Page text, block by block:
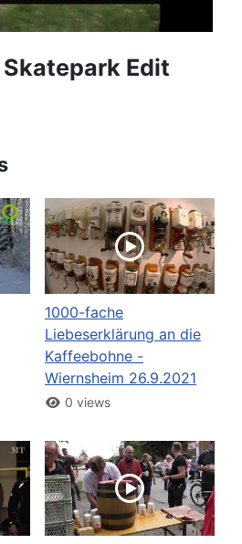
Edit
1000-fache
Liebeserklärung an die
Kaffeebohne -
Wiernsheim 26.9.2021
0 views